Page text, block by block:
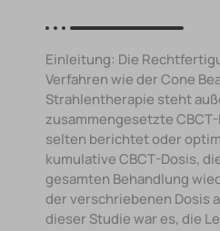
Einleitung: Die
Verfahren wie der Cone
Strahlentherapie steht
zusammengesetzte
selten berichtet oder
kumulative CBCT-Dosis,
gesamten Behandlung
der verschriebenen Dosis
dieser Studie war es, die